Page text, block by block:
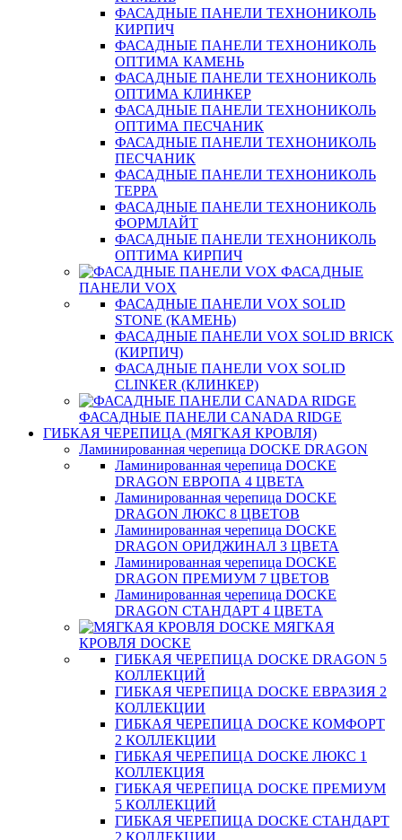
ФАСАДНЫЕ ПАНЕЛИ ТЕХНОНИКОЛЬ
КИРПИЧ
ФАСАДНЫЕ ПАНЕЛИ ТЕХНОНИКОЛЬ
ОПТИМА КАМЕНЬ
ФАСАДНЫЕ ПАНЕЛИ ТЕХНОНИКОЛЬ
ОПТИМА КЛИНКЕР
ФАСАДНЫЕ ПАНЕЛИ ТЕХНОНИКОЛЬ
ОПТИМА ПЕСЧАНИК
ФАСАДНЫЕ ПАНЕЛИ ТЕХНОНИКОЛЬ
ПЕСЧАНИК
ФАСАДНЫЕ ПАНЕЛИ ТЕХНОНИКОЛЬ
ТЕРРА
ФАСАДНЫЕ ПАНЕЛИ ТЕХНОНИКОЛЬ
ФОРМЛАЙТ
ФАСАДНЫЕ ПАНЕЛИ ТЕХНОНИКОЛЬ
ОПТИМА КИРПИЧ
ФАСАДНЫЕ
ПАНЕЛИ VOX
ФАСАДНЫЕ ПАНЕЛИ VOX SOLID
STONE (КАМЕНЬ)
ФАСАДНЫЕ ПАНЕЛИ VOX SOLID BRICK
(КИРПИЧ)
ФАСАДНЫЕ ПАНЕЛИ VOX SOLID
CLINКER (КЛИНКЕР)
ФАСАДНЫЕ ПАНЕЛИ CANADA RIDGE
ГИБКАЯ ЧЕРЕПИЦА (МЯГКАЯ КРОВЛЯ)
Ламинированная черепица DOCKE DRAGON
Ламинированная черепица DOCKE
DRAGON ЕВРОПА 4 ЦВЕТА
Ламинированная черепица DOCKE
DRAGON ЛЮКС 8 ЦВЕТОВ
Ламинированная черепица DOCKE
DRAGON ОРИДЖИНАЛ 3 ЦВЕТА
Ламинированная черепица DOCKE
DRAGON ПРЕМИУМ 7 ЦВЕТОВ
Ламинированная черепица DOCKE
DRAGON СТАНДАРТ 4 ЦВЕТA
МЯГКАЯ
КРОВЛЯ DOCKE
ГИБКАЯ ЧЕРЕПИЦА DOCKE DRAGON 5
КОЛЛЕКЦИЙ
ГИБКАЯ ЧЕРЕПИЦА DOCKE ЕВРАЗИЯ 2
КОЛЛЕКЦИИ
ГИБКАЯ ЧЕРЕПИЦА DOCKE КОМФОРТ
2 КОЛЛЕКЦИИ
ГИБКАЯ ЧЕРЕПИЦА DOCKE ЛЮКС 1
КОЛЛЕКЦИЯ
ГИБКАЯ ЧЕРЕПИЦА DOCKE ПРЕМИУМ
5 КОЛЛЕКЦИЙ
ГИБКАЯ ЧЕРЕПИЦА DOCKE СТАНДАРТ
2 КОЛЛЕКЦИИ